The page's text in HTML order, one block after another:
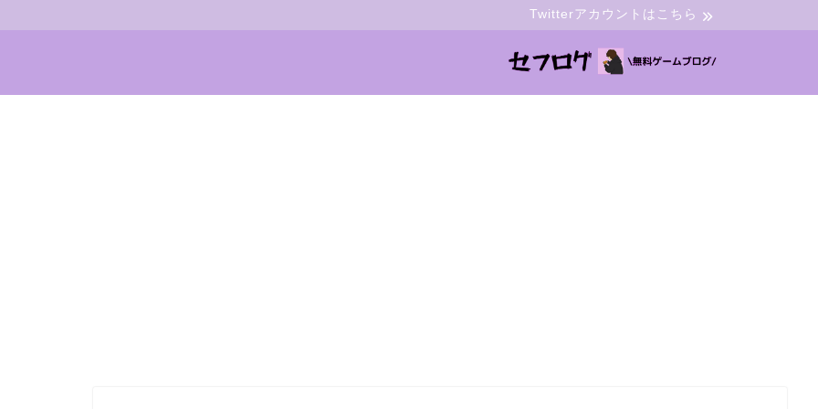
Twitterアカウントはこちら